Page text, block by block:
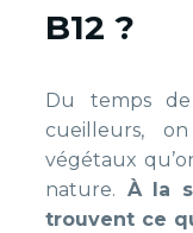
B12 ?
Du temps
cueilleurs,
végétaux
nature. À la
trouvent ce